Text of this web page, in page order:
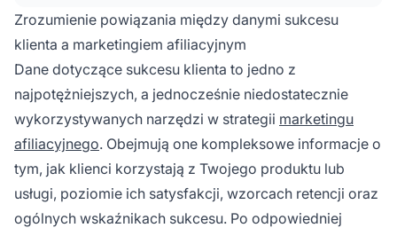
klientów o wysokiej wartości i niskim
wskaźniku rezygnacji, co ostatecznie zwiększa
ROI.
Zrozumienie powiązania między danymi sukcesu
klienta a marketingiem afiliacyjnym
Dane dotyczące sukcesu klienta to jedno z
najpotężniejszych, a jednocześnie niedostatecznie
wykorzystywanych narzędzi w strategii marketingu
afiliacyjnego. Obejmują one kompleksowe informacje o
tym, jak klienci korzystają z Twojego produktu lub
usługi, poziomie ich satysfakcji, wzorcach retencji oraz
ogólnych wskaźnikach sukcesu. Po odpowiedniej